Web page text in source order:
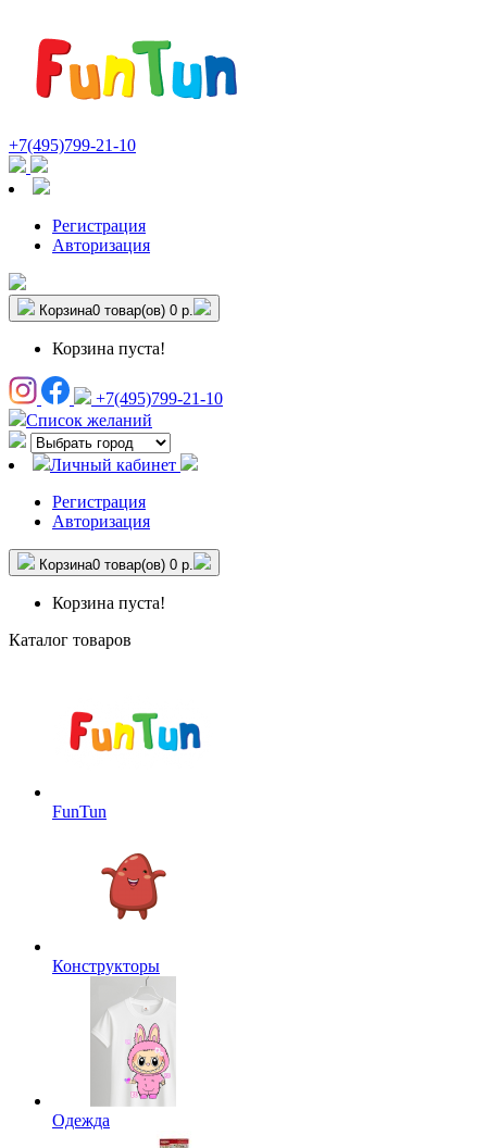
+7(495)799-21-10
Регистрация
Авторизация
Корзина0 товар(ов) 0 р.
Корзина пуста!
+7(495)799-21-10
Список желаний
Личный кабинет
Регистрация
Авторизация
Корзина0 товар(ов) 0 р.
Корзина пуста!
Каталог товаров
FunTun
Конструкторы
Одежда